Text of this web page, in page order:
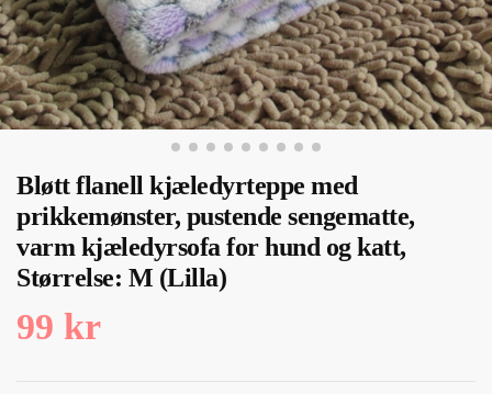
Bløtt flanell kjæledyrteppe med
prikkemønster, pustende sengematte,
varm kjæledyrsofa for hund og katt,
Størrelse: M (Lilla)
99 kr